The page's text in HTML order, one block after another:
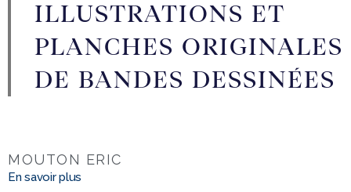
ILLUSTRATIONS ET
PLANCHES ORIGINALES
DE BANDES DESSINÉES
MOUTON ERIC
En savoir plus